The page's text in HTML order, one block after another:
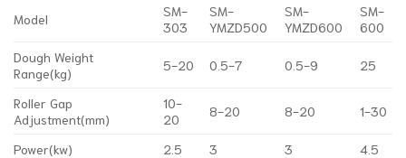
Model
SM-
303
SM-
YMZD500
SM-
YMZD600
SM-
600
Dough Weight
Range(kg)
5-20 0.5-7 0.5-9 25
Roller Gap
Adjustment(mm)
10-
20
8-20 8-20 1-30
Power(kw) 2.5 3 3
4.5